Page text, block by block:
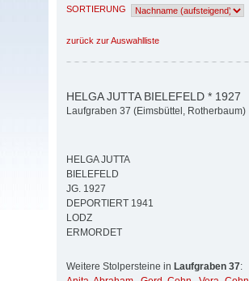
SORTIERUNG
zurück zur Auswahlliste
HELGA JUTTA BIELEFELD * 1927
Laufgraben 37 (Eimsbüttel, Rotherbaum)
HELGA JUTTA
BIELEFELD
JG. 1927
DEPORTIERT 1941
LODZ
ERMORDET
Weitere Stolpersteine in Laufgraben 37: